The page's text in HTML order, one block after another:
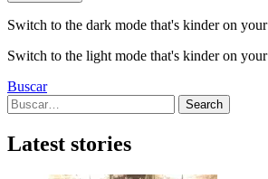
Switch to the dark mode that's kinder on
Switch to the light mode that's kinder on
Buscar
Search
for:
Search
Latest stories